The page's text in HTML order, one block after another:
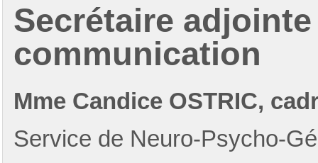
Secrétaire
communication
Mme Candice OSTRIC,
Service de Neuro-Psycho-